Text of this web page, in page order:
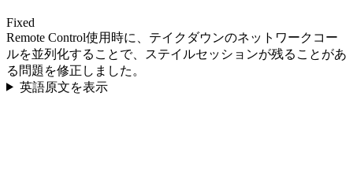
Fixed
Remote Control使用時に、テイクダウンのネットワークコー
ルを並列化することで、ステイルセッションが残ることがあ
る問題を修正しました。
英語原文を表示